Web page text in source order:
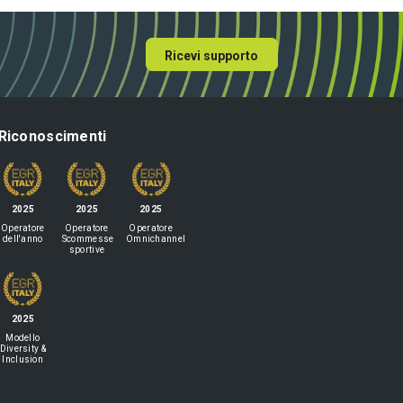
Ricevi supporto
Riconoscimenti
2025
Operatore
dell'anno
2025
Operatore
Scommesse
sportive
2025
Operatore
Omnichannel
2025
Modello
Diversity &
Inclusion